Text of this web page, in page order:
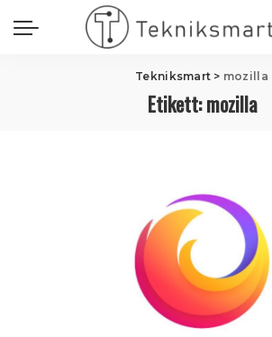
Tekniksmart > mozilla
Etikett:mozilla